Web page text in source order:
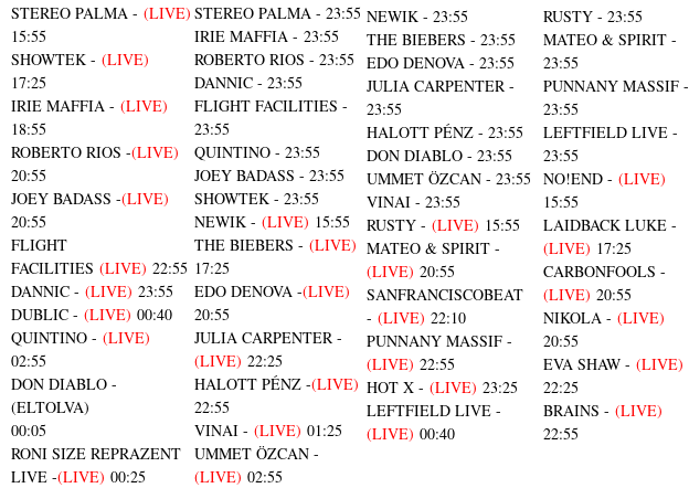
STEREO PALMA - (LIVE)
15:55
SHOWTEK - (LIVE)
17:25
IRIE MAFFIA - (LIVE)
18:55
ROBERTO RIOS -(LIVE)
20:55
JOEY BADASS -(LIVE)
20:55
FLIGHT
FACILITIES (LIVE) 22:55
DANNIC - (LIVE) 23:55
DUBLIC - (LIVE) 00:40
QUINTINO - (LIVE)
02:55
DON DIABLO -
(ELTOLVA)
00:05
RONI SIZE REPRAZENT
LIVE -(LIVE) 00:25
STEREO PALMA - 23:55
IRIE MAFFIA - 23:55
ROBERTO RIOS - 23:55
DANNIC - 23:55
FLIGHT FACILITIES -
23:55
QUINTINO - 23:55
JOEY BADASS - 23:55
SHOWTEK - 23:55
NEWIK - (LIVE) 15:55
THE BIEBERS - (LIVE)
17:25
EDO DENOVA -(LIVE)
20:55
JULIA CARPENTER -
(LIVE) 22:25
HALOTT PÉNZ -(LIVE)
22:55
VINAI - (LIVE) 01:25
UMMET ÖZCAN -
(LIVE) 02:55
NEWIK - 23:55
THE BIEBERS - 23:55
EDO DENOVA - 23:55
JULIA CARPENTER -
23:55
HALOTT PÉNZ - 23:55
DON DIABLO - 23:55
UMMET ÖZCAN - 23:55
VINAI - 23:55
RUSTY - (LIVE) 15:55
MATEO & SPIRIT -
(LIVE) 20:55
SANFRANCISCOBEAT
- (LIVE) 22:10
PUNNANY MASSIF -
(LIVE) 22:55
HOT X - (LIVE) 23:25
LEFTFIELD LIVE -
(LIVE) 00:40
RUSTY - 23:55
MATEO & SPIRIT -
23:55
PUNNANY MASSIF -
23:55
LEFTFIELD LIVE -
23:55
NO!END - (LIVE)
15:55
LAIDBACK LUKE -
(LIVE) 17:25
CARBONFOOLS -
(LIVE) 20:55
NIKOLA - (LIVE)
20:55
EVA SHAW - (LIVE)
22:25
BRAINS - (LIVE)
22:55